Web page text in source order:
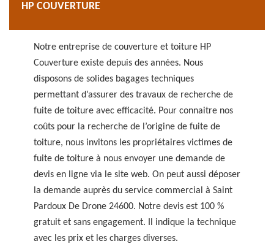
HP COUVERTURE
Notre entreprise de couverture et toiture HP
Couverture existe depuis des années. Nous
disposons de solides bagages techniques
permettant d’assurer des travaux de recherche de
fuite de toiture avec efficacité. Pour connaitre nos
coûts pour la recherche de l’origine de fuite de
toiture, nous invitons les propriétaires victimes de
fuite de toiture à nous envoyer une demande de
devis en ligne via le site web. On peut aussi déposer
la demande auprès du service commercial à Saint
Pardoux De Drone 24600. Notre devis est 100 %
gratuit et sans engagement. Il indique la technique
avec les prix et les charges diverses.